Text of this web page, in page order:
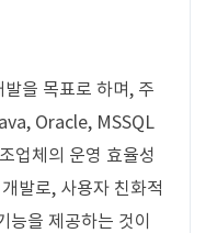
을 목표로 하며, 주
Oracle, MSSQL
업체의 운영 효율성
발로, 사용자 친화적
을 제공하는 것이